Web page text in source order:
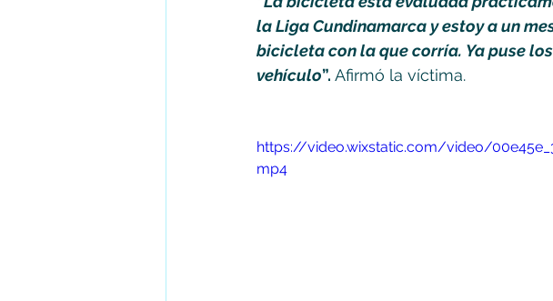
la Liga Cundinamarca y estoy a un
bicicleta con la que corría. Ya puse
vehículo”. Afirmó la víctima.
https://video.wixstatic.com/video/
mp4